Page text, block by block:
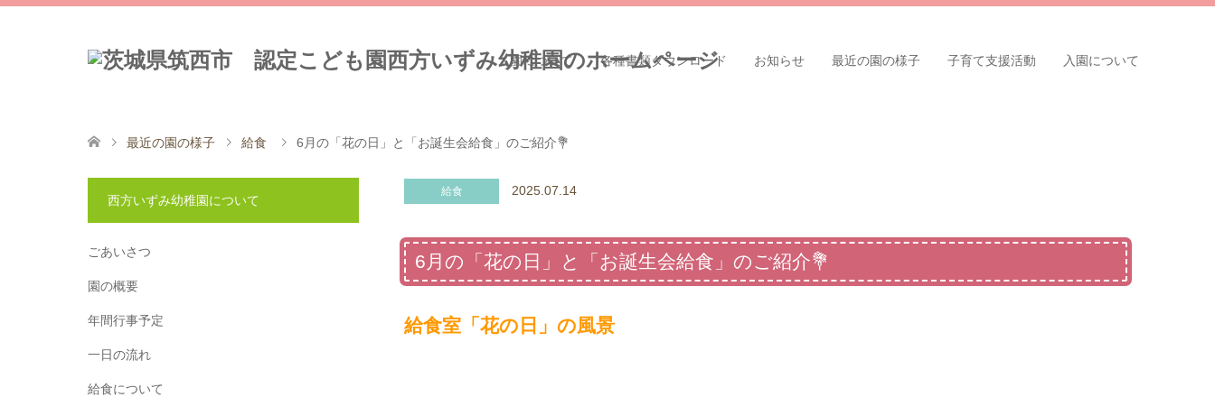
園について 各種書類ダウンロード お知らせ 最近の園の様子 子育て支援活動 入園について
最近の園の様子 給食 6月の「花の日」と「お誕生会給食」のご紹介💐
給食 2025.07.14
6月の「花の日」と「お誕生会給食」のご紹介💐
給食室「花の日」の風景
西方いずみ幼稚園について
ごあいさつ
園の概要
年間行事予定
一日の流れ
給食について